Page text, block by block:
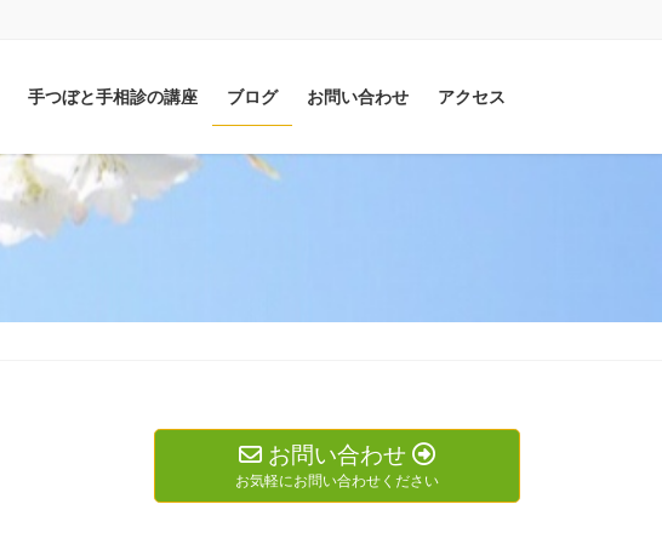
手つぼと手相診の講座 ブログ お問い合わせ アクセス
お問い合わせ
お気軽にお問い合わせください